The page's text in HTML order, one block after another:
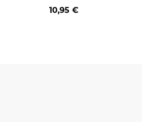
BERUF aus -
verschiedene Berufe
10,95 €